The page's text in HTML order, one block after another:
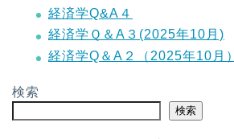
経済学Q&A４
経済学Ｑ＆A３(2025年10月)
経済学Q＆A２（2025年10月）
検索
検索